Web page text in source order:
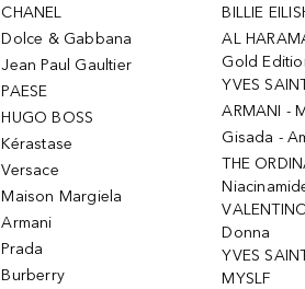
CHANEL
Dolce & Gabbana
Jean Paul Gaultier
PAESE
HUGO BOSS
Kérastase
Versace
Maison Margiela
Armani
Prada
Burberry
BILLIE
AL
Gold
YVES
ARMANI -
Gisada -
THE
Donna
YVES
MYSLF